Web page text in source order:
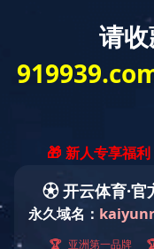
设备配件